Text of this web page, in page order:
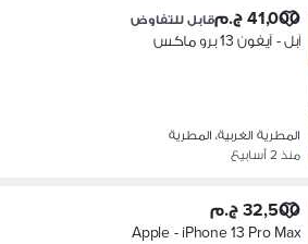
41,000 ج.م قابل للتفاوض
آبل - آيفون 13 برو ماكس
المطرية الغربية، المطرية
منذ 2 أسابيع
32,500 ج.م
Apple - iPhone 13 Pro Max